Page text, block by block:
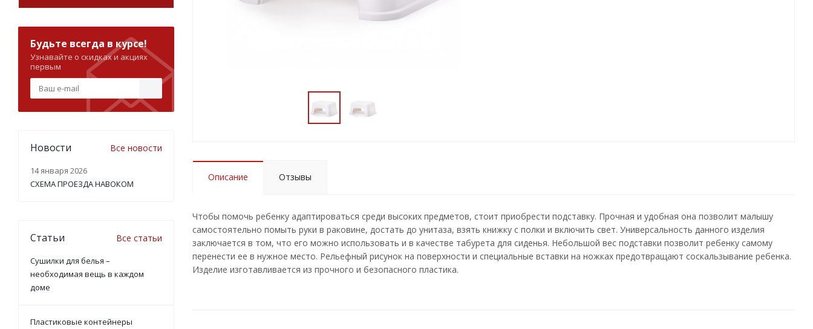
Описание Отзывы
Чтобы помочь ребенку адаптироваться среди высоких предметов, стоит приобрести подставку. Прочная и удобная она позволит малышу
самостоятельно помыть руки в раковине, достать до унитаза, взять книжку с полки и включить свет. Универсальность данного изделия
заключается в том, что его можно использовать и в качестве табурета для сиденья. Небольшой вес подставки позволит ребенку самому
перенести ее в нужное место. Рельефный рисунок на поверхности и специальные вставки на ножках предотвращают соскальзывание ребенка.
Изделие изготавливается из прочного и безопасного пластика.
Будьте всегда в курсе!
Узнавайте о скидках и акциях
первым
Новости Все новости
14 января 2026
СХЕМА ПРОЕЗДА НАВОКОМ
Статьи Все статьи
Сушилки для белья –
необходимая вещь в каждом
доме
Пластиковые контейнеры